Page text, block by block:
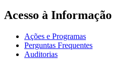
Acesso à Informação
Ações e Programas
Perguntas Frequentes
Auditorias